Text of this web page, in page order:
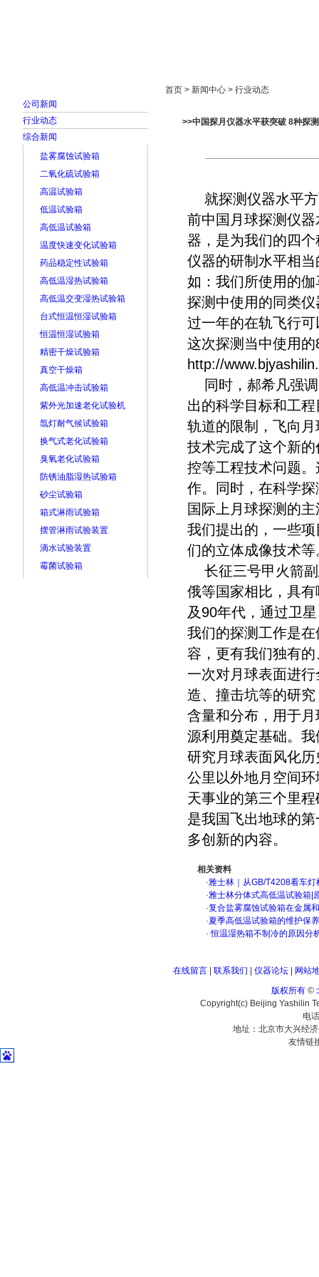
公司新闻
行业动态
综合新闻
盐雾腐蚀试验箱
二氧化硫试验箱
高温试验箱
低温试验箱
高低温试验箱
温度快速变化试验箱
药品稳定性试验箱
高低温湿热试验箱
高低温交变湿热试验箱
台式恒温恒湿试验箱
恒温恒湿试验箱
精密干燥试验箱
真空干燥箱
高低温冲击试验箱
紫外光加速老化试验机
氙灯耐气候试验箱
换气式老化试验箱
臭氧老化试验箱
防锈油脂湿热试验箱
砂尘试验箱
箱式淋雨试验箱
摆管淋雨试验装置
滴水试验装置
霉菌试验箱
首页 > 新闻中心 > 行业动态
>>中国探月仪器水平获突破 8种探
就探测仪器水平方
前中国月球探测仪
器，是为我们的四
仪器的研制水平相
如：我们所使用的
探测中使用的同类
过一年的在轨飞行
这次探测当中使用
http://
同时，郝希凡强调
出的科学目标和工
轨道的限制，飞向
技术完成了这个新
控等工程技术问题
作。同时，在科学
国际上月球探测的
我们提出的，一些
们的立体成像技术等
长征三号甲火箭副
俄等国家相比，具
及90年代，通过卫
我们的探测工作是
容，更有我们独有
一次对月球表面进
造、撞击坑等的研
含量和分布，用于
源利用奠定基础。
研究月球表面风化
公里以外地月空间
天事业的第三个里
是我国飞出地球的
多创新的内容。
相关资料
·雅士林｜从GB/T4208看车
·雅士林分体式高低温试验箱|
·复合盐雾腐蚀试验箱在金属
·夏季高低温试验箱的维护保
· 恒温湿热箱不制冷的原因分
在线留言| 联系我们 仪器论坛|
网站
版权所有©
Copyright(c) Beijing Yashilin
电
地址：北京市大兴经
友情链